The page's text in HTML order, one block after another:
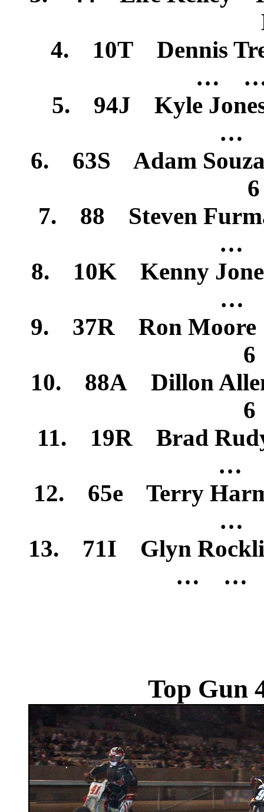
4. 10T Dennis
… …
5. 94J Kyle
…
6. 63S Adam
7. 88 Steven
…
8. 10K Kenny
…
9. 37R Ron
10. 88A Dillon
11. 19R Brad
…
12. 65e Terry
…
13. 71I Glyn
… …
Top Gun